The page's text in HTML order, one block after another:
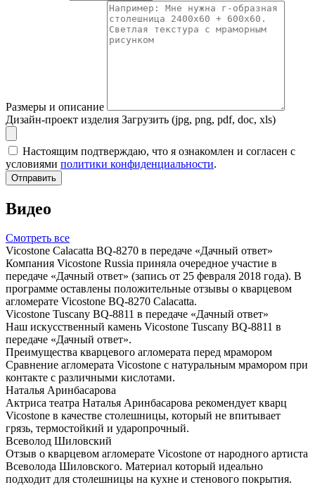
Размеры и описание
Дизайн-проект изделия Загрузить (jpg, png, pdf, doc, xls)
Настоящим подтверждаю, что я ознакомлен и согласен с
условиями политики конфиденциальности.
Отправить
Видео
Смотреть все
Vicostone Calacatta BQ-8270 в передаче «Дачный ответ»
Компания Vicostone Russia приняла очередное участие в
передаче «Дачный ответ» (запись от 25 февраля 2018 года). В
программе оставлены положительные отзывы о кварцевом
агломерате Vicostone BQ-8270 Calacatta.
Vicostone Tuscany BQ-8811 в передаче «Дачный ответ»
Наш искусственный камень Vicostone Tuscany BQ-8811 в
передаче «Дачный ответ».
Преимущества кварцевого агломерата перед мрамором
Сравнение агломерата Vicostone с натуральным мрамором при
контакте с различными кислотами.
Наталья Аринбасарова
Актриса театра Наталья Аринбасарова рекомендует кварц
Vicostone в качестве столешницы, который не впитывает
грязь, термостойкий и ударопрочный.
Всеволод Шиловский
Отзыв о кварцевом агломерате Vicostone от народного артиста
Всеволода Шиловского. Материал который идеально
подходит для столешницы на кухне и стенового покрытия.